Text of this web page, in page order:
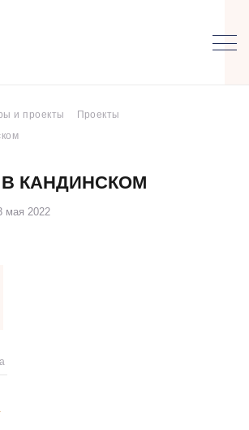
и проекты
Проекты
В КАНДИНСКОМ
мая 2022